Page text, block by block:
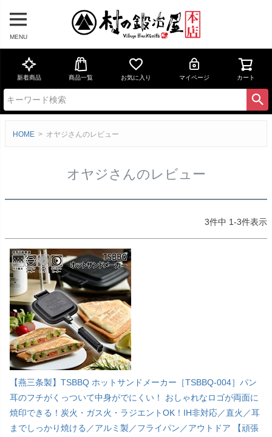
MENU
新着商品 商品一覧 お気に入り マイページ カート
HOME オヤジさんのレビュー
オヤジさんのレビュー
3件中 1-3件表示
【燕三条製】TSBBQ ホットサンドメーカー［TSBBQ-004］パン
耳のフチがくっついて中身がでにくい！ おしゃれなロゴが両面に
焼印できる！炭火・ガス火・ラジエントOK！IH非対応／直火／耳
までしっかり焼ける／アルミ製／フライパン／アウトドア 【頑張